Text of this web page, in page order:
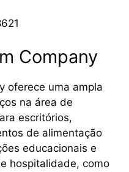
Company
oferece uma ampla
na área de
escritórios,
de alimentação
educacionais e
hospitalidade, como